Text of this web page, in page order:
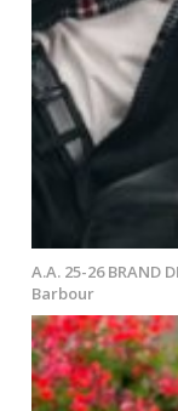
A.A. 25-26 BRAND
Barbour